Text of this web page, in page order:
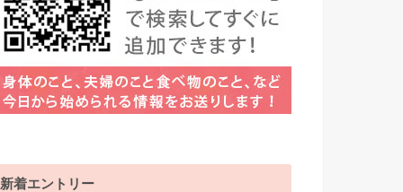
新着エントリー